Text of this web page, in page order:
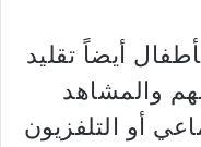
أيضاً تقليد
والمشاهد
أو التلفزيون